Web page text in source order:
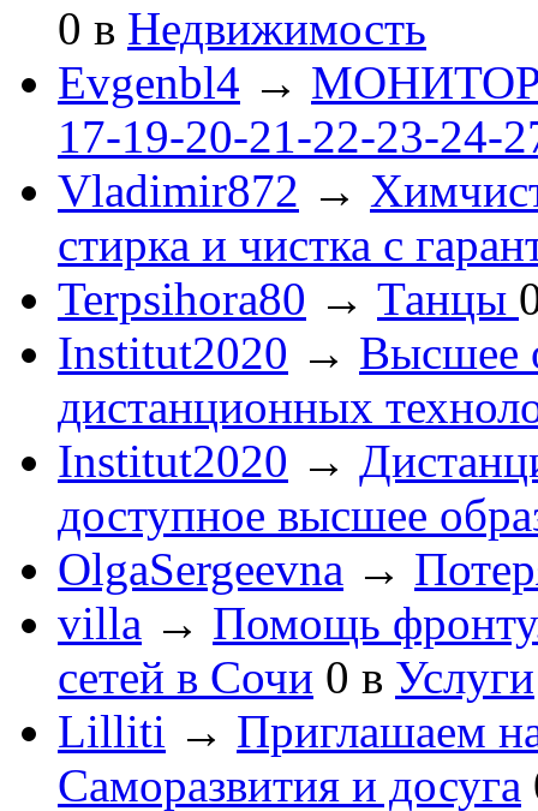
0 в Недвижимость
Evgenbl4 → МОНИТОРЫ
17-19-20-21-22-23-24-
Vladimir872 →
стирка и чистка с
Terpsihora80 → Танцы
Institut2020 → Высшее
дистанционных
Institut2020 →
доступное высшее
OlgaSergeevna →
villa → Помощь
сетей в Сочи 0 в Услуги
Lilliti → Приглашаем
Саморазвития и досуга